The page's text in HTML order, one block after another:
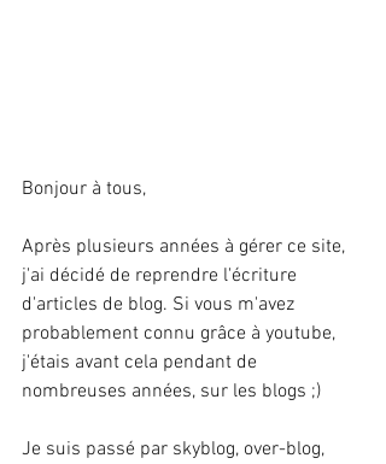
Bonjour à tous,
Après plusieurs années à gérer ce site,
j'ai décidé de reprendre l'écriture
d'articles de blog. Si vous m'avez
probablement connu grâce à youtube,
j'étais avant cela pendant de
nombreuses années, sur les blogs ;)
Je suis passé par skyblog, over-blog,